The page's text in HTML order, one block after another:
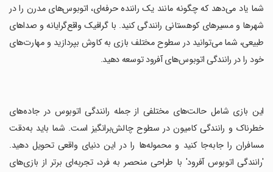
شما یاد می‌دهد که چگونه مانند یک راننده حرفه‌ای، اتوبوس‌های مدرن را در
شهرها و مسیرهای کوهستانی رانندگی کنید. با گرافیک واقع‌گرایانه و صداهای
طبیعی، شما می‌توانید در سطوح مختلف بازی به کاوش بپردازید و مهارت‌های
خود را در رانندگی اتوبوس‌های آفرود توسعه دهید.
‏این بازی شامل حالت‌های مختلفی از جمله رانندگی اتوبوس در جاده‌های
خطرناک و رانندگی کامیون در سطوح چالش‌برانگیز است. شما باید به‌دقت
مسافران را جابه‌جا کنید و محموله‌ها را در این دنیای واقعی تحویل دهید.
'رانندگی اتوبوس آفرود' با طراحی منحصر به فرد، تجربه‌ای برتر از بازی‌های